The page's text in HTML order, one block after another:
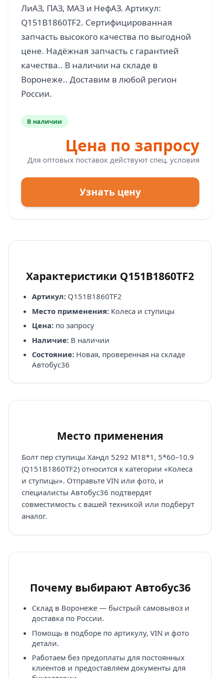
ЛиАЗ, ПАЗ, МАЗ и НефАЗ. Артикул:
Q151B1860TF2. Сертифицированная
запчасть высокого качества по выгодной
цене. Надёжная запчасть с гарантией
качества.. В наличии на складе в
Воронеже.. Доставим в любой регион
В наличии
Цена по запросу
Для оптовых поставок действуют спец. условия
Узнать цену
Характеристики Q151B1860TF2
Артикул:Q151B1860TF2
Место применения:Колеса и ступицы
Цена:по запросу
Наличие:В наличии
Состояние:Новая, проверенная на складе
Автобус36
Место применения
Болт пер ступицы Хандл 5292 M18*1, 5*60–10.9
(Q151B1860TF2) относится к категории «Колеса
и ступицы». Отправьте VIN или фото, и
специалисты Автобус36 подтвердят
совместимость с вашей техникой или подберут
аналог.
Почему выбирают Автобус36
Склад в Воронеже — быстрый самовывоз и
доставка по России.
Помощь в подборе по артикулу, VIN и фото
детали.
Работаем без предоплаты для постоянных
клиентов и предоставляем документы для